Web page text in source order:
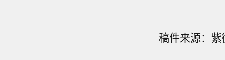
稿件来源：